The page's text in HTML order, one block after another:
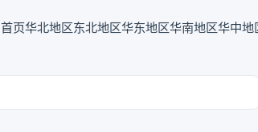
首页华北地区东北地区华东地区华南地区华中地